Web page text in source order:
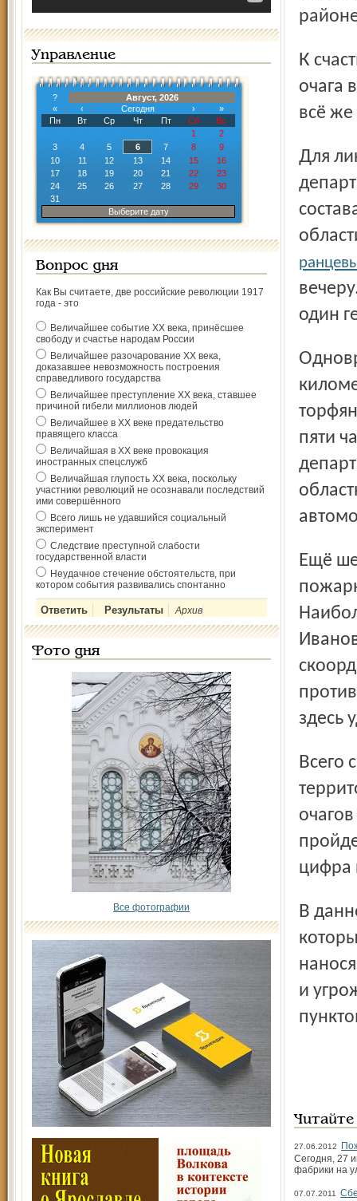
Управление
?
Август, 2026
«
‹ Сегодня ›
»
Пн
Вт Ср Чт Пт Сб
Вс
1
2
3
4 5 6 7 8
9
10
11 12 13 14 15
16
17
18 19 20 21 22
23
24
25 26 27 28 29
30
31
Выберите дату
Вопрос дня
Как Вы считаете, две российские революции 1917
года - это
Величайшее событие ХХ века, принёсшее
свободу и счастье народам России
Величайшее разочарование ХХ века,
доказавшее невозможность построения
справедливого государства
Величайшее преступление ХХ века, ставшее
причиной гибели миллионов людей
Величайшее в ХХ веке предательство
правящего класса
Величайшая в ХХ веке провокация
иностранных спецслужб
Величайшая глупость ХХ века, поскольку
участники революций не осознавали последствий
ими совершённого
Всего лишь не удавшийся социальный
эксперимент
Следствие преступной слабости
государственной власти
Неудачное стечение обстоятельств, при
котором события развивались спонтанно
Архив
Фото дня
Все фотографии
К счастью, огнеборцам удалось вовремя заметить оба
очага
всё
Для ликвидации очагов пришлось привлечь работников
один
Одновременно с этим в Переславском районе в четырёх
пяти
Ещё шесть очагов возгорания, на этот раз травы,
здесь
Всего с начала пожаро­опасного сезона в этом году на
цифра
В данной ситуации удивляет безалаберность людей,
и
27.06.2012
Сегодня, 27
фабрики на
07.07.2011